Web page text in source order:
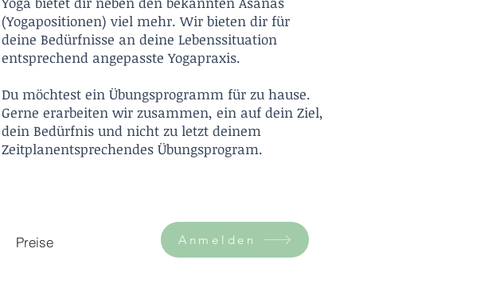
(Yogapositionen) viel mehr. Wir bieten dir für
deine Bedürfnisse an deine Lebenssituation
entsprechend angepasste Yogapraxis.
Du möchtest ein Übungsprogramm für zu hause.
Gerne erarbeiten wir zusammen, ein auf dein Ziel,
dein Bedürfnis und nicht zu letzt deinem
Zeitplanentsprechendes Übungsprogram.
Preise Anmelden